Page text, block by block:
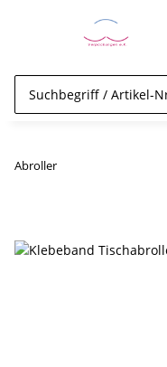
Abroller